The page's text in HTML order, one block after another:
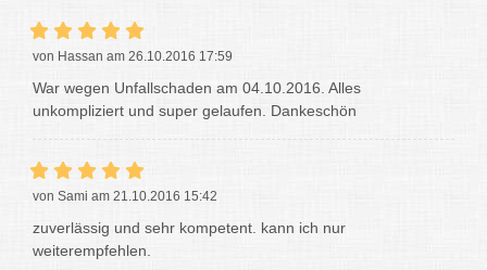
von Hassan am 26.10.2016 17:59
War wegen Unfallschaden am 04.10.2016. Alles
unkompliziert und super gelaufen. Dankeschön
von Sami am 21.10.2016 15:42
zuverlässig und sehr kompetent. kann ich nur
weiterempfehlen.